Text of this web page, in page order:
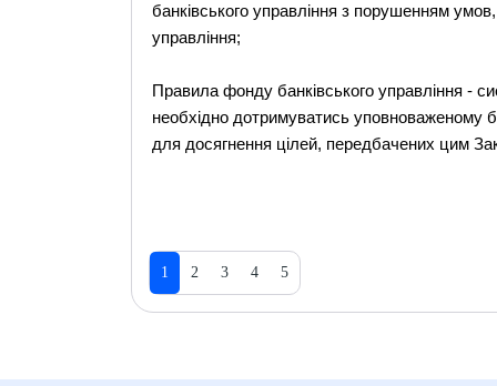
банківського управління з порушенням
управління;
Правила фонду банківського управління -
необхідно дотримуватись уповноваженому
для досягнення цілей, передбачених цим
1 2 3 4 5